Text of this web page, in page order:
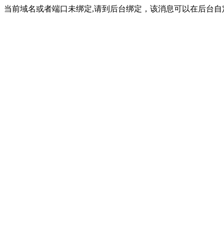
当前域名或者端口未绑定,请到后台绑定，该消息可以在后台自